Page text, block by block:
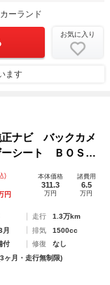
ーランド
お気に入り
ます
ナビ バックカメ
シート ＢＯＳ
サポート クルー
イト ＬＥＤヘッ
)
円
本体価格
311.3
万円
諸費用
6.5
万円
走行
1.3万km
排気
1500cc
付 修復
なし
ヶ月・走行無制限)